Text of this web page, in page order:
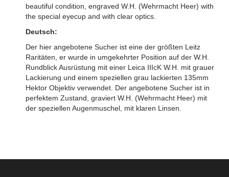
beautiful condition, engraved W.H. (Wehrmacht Heer) with
the special eyecup and with clear optics.
Deutsch:
Der hier angebotene Sucher ist eine der größten Leitz
Raritäten, er wurde in umgekehrter Position auf der W.H.
Rundblick Ausrüstung mit einer Leica IIIcK W.H. mit grauer
Lackierung und einem speziellen grau lackierten 135mm
Hektor Objektiv verwendet. Der angebotene Sucher ist in
perfektem Zustand, graviert W.H. (Wehrmacht Heer) mit
der speziellen Augenmuschel, mit klaren Linsen.